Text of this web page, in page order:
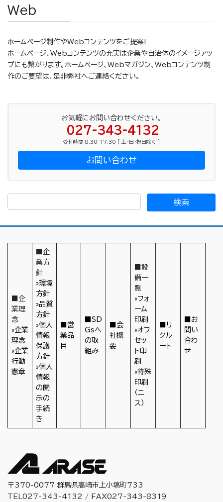
Web
ホームページ制作やWebコンテンツをご提案!
ホームページ、Webコンテンツの充実は企業や自治体のイメージアッ
プにも繋がります。ホームページ、Webマガジン、Webコンテンツ制
作のご要望は、是非弊社へご連絡ください。
お気軽にお問い合わせください。
027-343-4132
受付時間 8:30-17:30 [ 土・日・祝日除く ]
お問い合わせ
■企
業理
念
»企業
理念
»企業
行動
憲章
■企
業方
針
»環境
方針
»品質
方針
»個人
情報
保護
方針
»個人
情報
の開
示の
手続
き
■営
業品
目
■SD
Gsへ
の取
組み
■会
社概
要
■設
備一
覧
»フォ
ーム
印刷
»オフ
セッ
ト印
刷
»特殊
印刷
（ニ
ス）
■リ
クル
ート
■お
問い
合わ
せ
〒370-0077 群馬県高崎市上小塙町733
TEL027-343-4132 / FAX027-343-8319